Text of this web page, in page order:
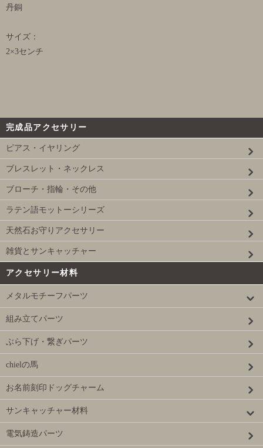
丹銅
サイズ：
2×3センチ
完成品アクセサリー
ピアス・イヤリング
ブレスレット・ネックレス
ブローチ・指輪・その他
ラテン語モットーシリーズ
天然石お守りアクセサリー
雑貨とサンキャッチャー
アクセサリー材料
メタルモチーフパーツ
組み立てパーツ
ぶら下げ・繋ぎパーツ
chielの馬
お名前刻印ドッグチャーム
サンキャッチャー材料
電気鋳造パーツ